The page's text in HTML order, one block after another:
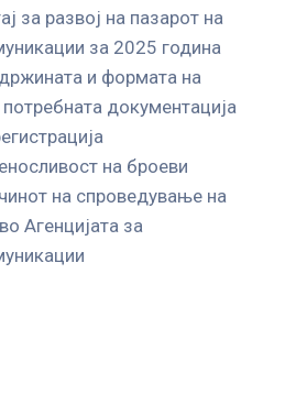
за развој на пазарот на
за 2025 година
и формата на
документација
на броеви
на спроведување на
Агенцијата за